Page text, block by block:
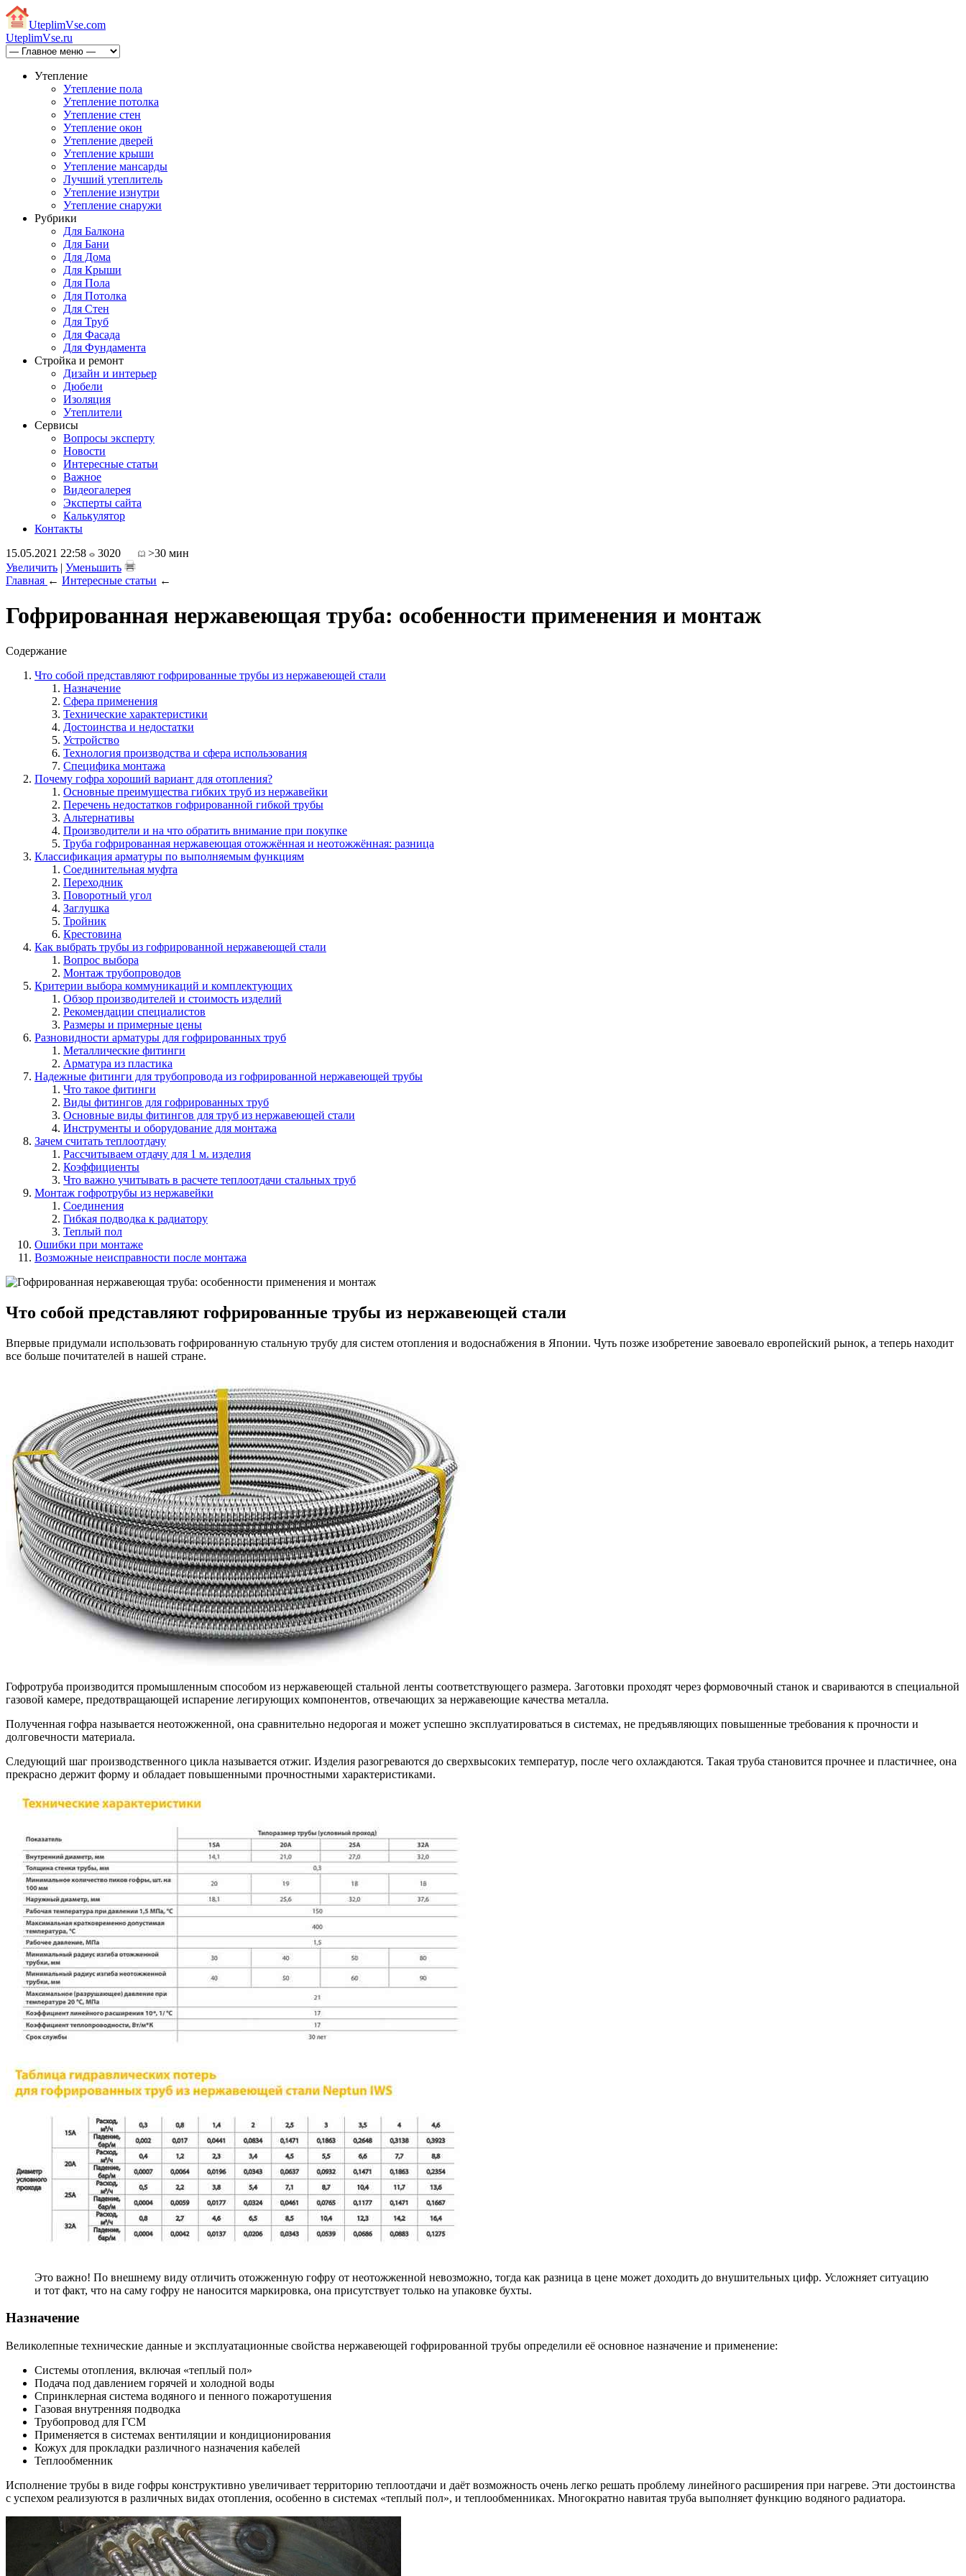
UteplimVse.com
UteplimVse.ru
Утепление
Утепление пола
Утепление потолка
Утепление стен
Утепление окон
Утепление дверей
Утепление крыши
Утепление мансарды
Лучший утеплитель
Утепление изнутри
Утепление снаружи
Рубрики
Для Балкона
Для Бани
Для Дома
Для Крыши
Для Пола
Для Потолка
Для Стен
Для Труб
Для Фасада
Для Фундамента
Стройка и ремонт
Дизайн и интерьер
Дюбели
Изоляция
Утеплители
Сервисы
Вопросы эксперту
Новости
Интересные статьи
Важное
Видеогалерея
Эксперты сайта
Калькулятор
Контакты
15.05.2021 22:58
3020
>30 мин
Увеличить | Уменьшить
Главная ← Интересные статьи ←
Гофрированная нержавеющая труба: особенности применения и монтаж
Содержание
Что собой представляют гофрированные трубы из нержавеющей стали
Назначение
Сфера применения
Технические характеристики
Достоинства и недостатки
Устройство
Технология производства и сфера использования
Специфика монтажа
Почему гофра хороший вариант для отопления?
Основные преимущества гибких труб из нержавейки
Перечень недостатков гофрированной гибкой трубы
Альтернативы
Производители и на что обратить внимание при покупке
Труба гофрированная нержавеющая отожжённая и неотожжённая: разница
Классификация арматуры по выполняемым функциям
Соединительная муфта
Переходник
Поворотный угол
Заглушка
Тройник
Крестовина
Как выбрать трубы из гофрированной нержавеющей стали
Вопрос выбора
Монтаж трубопроводов
Критерии выбора коммуникаций и комплектующих
Обзор производителей и стоимость изделий
Рекомендации специалистов
Размеры и примерные цены
Разновидности арматуры для гофрированных труб
Металлические фитинги
Арматура из пластика
Надежные фитинги для трубопровода из гофрированной нержавеющей трубы
Что такое фитинги
Виды фитингов для гофрированных труб
Основные виды фитингов для труб из нержавеющей стали
Инструменты и оборудование для монтажа
Зачем считать теплоотдачу
Рассчитываем отдачу для 1 м. изделия
Коэффициенты
Что важно учитывать в расчете теплоотдачи стальных труб
Монтаж гофротрубы из нержавейки
Соединения
Гибкая подводка к радиатору
Теплый пол
Ошибки при монтаже
Возможные неисправности после монтажа
Что собой представляют гофрированные трубы из нержавеющей стали
Впервые придумали использовать гофрированную стальную трубу для систем отопления и водоснабжения в Японии. Чуть позже изобретение завоевало европейский рынок, а теперь находит
все больше почитателей в нашей стране.
Гофротруба производится промышленным способом из нержавеющей стальной ленты соответствующего размера. Заготовки проходят через формовочный станок и свариваются в специальной
газовой камере, предотвращающей испарение легирующих компонентов, отвечающих за нержавеющие качества металла.
Полученная гофра называется неотожженной, она сравнительно недорогая и может успешно эксплуатироваться в системах, не предъявляющих повышенные требования к прочности и
долговечности материала.
Следующий шаг производственного цикла называется отжиг. Изделия разогреваются до сверхвысоких температур, после чего охлаждаются. Такая труба становится прочнее и пластичнее, она
прекрасно держит форму и обладает повышенными прочностными характеристиками.
Это важно! По внешнему виду отличить отожженную гофру от неотожженной невозможно, тогда как разница в цене может доходить до внушительных цифр. Усложняет ситуацию
и тот факт, что на саму гофру не наносится маркировка, она присутствует только на упаковке бухты.
Назначение
Великолепные технические данные и эксплуатационные свойства нержавеющей гофрированной трубы определили её основное назначение и применение:
Системы отопления, включая «теплый пол»
Подача под давлением горячей и холодной воды
Спринклерная система водяного и пенного пожаротушения
Газовая внутренняя подводка
Трубопровод для ГСМ
Применяется в системах вентиляции и кондиционирования
Кожух для прокладки различного назначения кабелей
Теплообменник
Исполнение трубы в виде гофры конструктивно увеличивает территорию теплоотдачи и даёт возможность очень легко решать проблему линейного расширения при нагреве. Эти достоинства
с успехом реализуются в различных видах отопления, особенно в системах «теплый пол», и теплообменниках. Многократно навитая труба выполняет функцию водяного радиатора.